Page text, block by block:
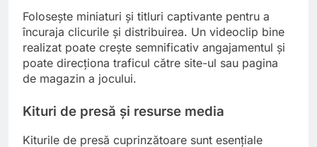
Folosește miniaturi și titluri captivante pentru a
încuraja clicurile și distribuirea. Un videoclip bine
realizat poate crește semnificativ angajamentul și
poate direcționa traficul către site-ul sau pagina
de magazin a jocului.
Kituri de presă și resurse media
Kiturile de presă cuprinzătoare sunt esențiale